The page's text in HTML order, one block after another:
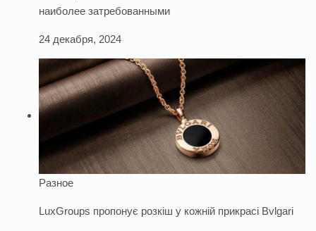
наиболее затребованными
24 декабря, 2024
Разное
LuxGroups пропонує розкіш у кожній прикрасі Bvlgari